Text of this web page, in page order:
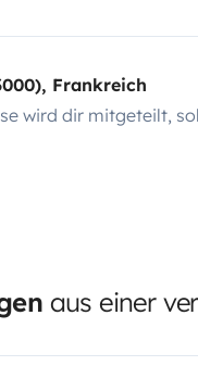
Frankreich
wird dir mitgeteilt,
aus einer